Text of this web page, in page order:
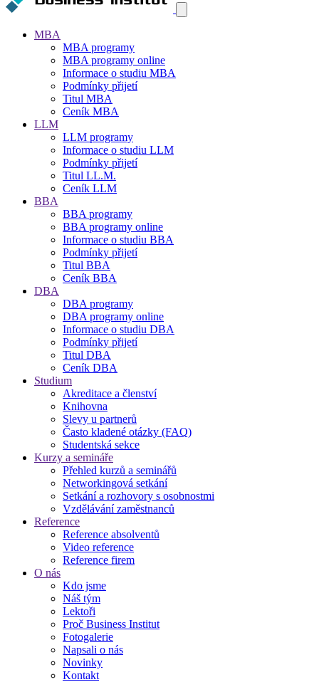
MBA
MBA programy
MBA programy online
Informace o studiu MBA
Podmínky přijetí
Titul MBA
Ceník MBA
LLM
LLM programy
Informace o studiu LLM
Podmínky přijetí
Titul LL.M.
Ceník LLM
BBA
BBA programy
BBA programy online
Informace o studiu BBA
Podmínky přijetí
Titul BBA
Ceník BBA
DBA
DBA programy
DBA programy online
Informace o studiu DBA
Podmínky přijetí
Titul DBA
Ceník DBA
Studium
Akreditace a členství
Knihovna
Slevy u partnerů
Často kladené otázky (FAQ)
Studentská sekce
Kurzy a semináře
Přehled kurzů a seminářů
Networkingová setkání
Setkání a rozhovory s osobnostmi
Vzdělávání zaměstnanců
Reference
Reference absolventů
Video reference
Reference firem
O nás
Kdo jsme
Náš tým
Lektoři
Proč Business Institut
Fotogalerie
Napsali o nás
Novinky
Kontakt